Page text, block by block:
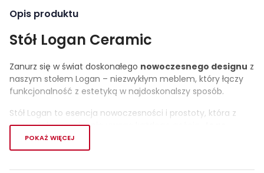
Opis produktu
Stół Logan Ceramic
Zanurz się w świat doskonałego nowoczesnego designu z
naszym stołem Logan – niezwykłym meblem, który łączy
funkcjonalność z estetyką w najdoskonalszy sposób.
Stół Logan to esencja nowoczesności i prostoty, która z
pewnością przyciągnie uwagę każdego gościa.
minimalistyczna forma sprawia, że idealnie wpasuje
się w różnorodne aranżacje wnętrz.
POKAŻ WIĘCEJ